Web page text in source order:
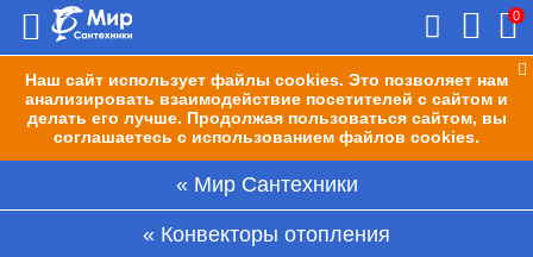
Наш сайт использует файлы cookies. Это позволяет нам
анализировать взаимодействие посетителей с сайтом и
делать его лучше. Продолжая пользоваться сайтом, вы
соглашаетесь с использованием файлов cookies.
0
Мир Сантехники
Конвекторы отопления